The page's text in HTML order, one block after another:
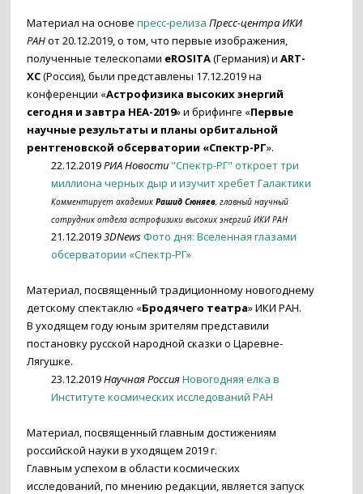
Материал на основепресс-релиза Пресс-центра ИКИ
РАНот 20.12.2019, о том, что первые изображения,
полученные телескопами eROSITA(Германия) иART-
XC(Россия), были представлены 17.12.2019 на
конференции «Астрофизика высоких энергий
сегодня и завтра HEA-2019» и брифинге «Первые
научные результаты и планы орбитальной
рентгеновской обсерватории «Спектр-РГ».
22.12.2019РИА Новости "Спектр-РГ" откроет три
миллиона черных дыр и изучит хребет Галактики
Комментирует академикРашид Сюняев, главный научный
сотрудник отдела астрофизики высоких энергий ИКИ РАН
21.12.20193DNews Фото дня: Вселенная глазами
обсерватории «Спектр-РГ»
Материал, посвященный традиционному новогоднему
детскому спектаклю «Бродячего театра» ИКИ РАН.
В уходящем году юным зрителям представили
постановку русской народной сказки о Царевне-
Лягушке.
23.12.2019Научная РоссияНовогодняя елка в
Институте космических исследований РАН
Материал, посвященный главным достижениям
российской науки в уходящем 2019 г.
Главным успехом в области космических
исследований, по мнению редакции, является запуск